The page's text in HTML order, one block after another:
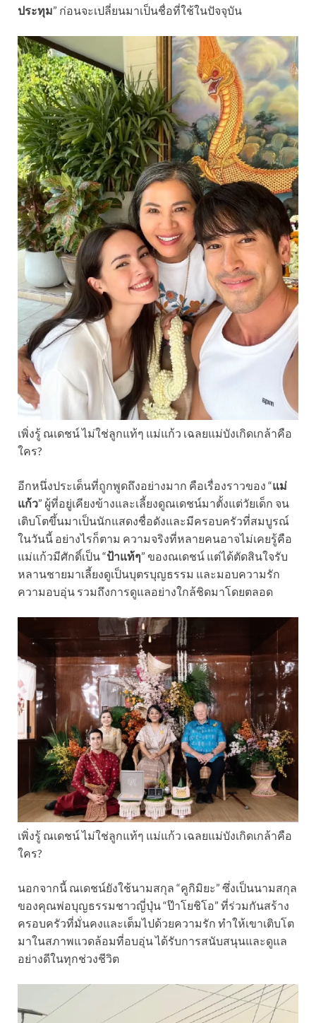
ประทุม” ก่อนจะเปลี่ยนมาเป็นชื่อที่ใช้ในปัจจุบัน
เพิ่งรู้ ณเดชน์ ไม่ใช่ลูกแท้ๆ แม่แก้ว เฉลยแม่บังเกิดเกล้าคือ
ใคร?
อีกหนึ่งประเด็นที่ถูกพูดถึงอย่างมาก คือเรื่องราวของ “แม่
แก้ว” ผู้ที่อยู่เคียงข้างและเลี้ยงดูณเดชน์มาตั้งแต่วัยเด็ก จน
เติบโตขึ้นมาเป็นนักแสดงชื่อดังและมีครอบครัวที่สมบูรณ์
ในวันนี้ อย่างไรก็ตาม ความจริงที่หลายคนอาจไม่เคยรู้คือ
แม่แก้วมีศักดิ์เป็น “ป้าแท้ๆ” ของณเดชน์ แต่ได้ตัดสินใจรับ
หลานชายมาเลี้ยงดูเป็นบุตรบุญธรรม และมอบความรัก
ความอบอุ่น รวมถึงการดูแลอย่างใกล้ชิดมาโดยตลอด
เพิ่งรู้ ณเดชน์ ไม่ใช่ลูกแท้ๆ แม่แก้ว เฉลยแม่บังเกิดเกล้าคือ
ใคร?
นอกจากนี้ ณเดชน์ยังใช้นามสกุล “คูกิมิยะ” ซึ่งเป็นนามสกุล
ของคุณพ่อบุญธรรมชาวญี่ปุ่น “ป๊าโยชิโอ” ที่ร่วมกันสร้าง
ครอบครัวที่มั่นคงและเต็มไปด้วยความรัก ทำให้เขาเติบโต
มาในสภาพแวดล้อมที่อบอุ่น ได้รับการสนับสนุนและดูแล
อย่างดีในทุกช่วงชีวิต